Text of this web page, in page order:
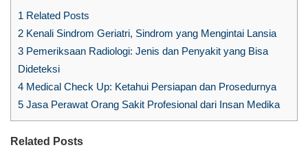
1 Related Posts
2 Kenali Sindrom Geriatri, Sindrom yang Mengintai Lansia
3 Pemeriksaan Radiologi: Jenis dan Penyakit yang Bisa
Dideteksi
4 Medical Check Up: Ketahui Persiapan dan Prosedurnya
5 Jasa Perawat Orang Sakit Profesional dari Insan Medika
Related Posts